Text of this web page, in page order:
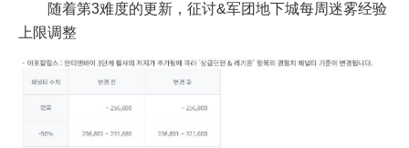
随着第3难度的更新，征讨&军团地下城每周迷雾经验
上限调整